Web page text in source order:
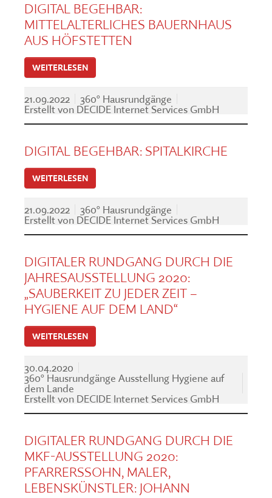
DIGITAL BEGEHBAR:
MITTELALTERLICHES BAUERNHAUS
AUS HÖFSTETTEN
WEITERLESEN
21.09.2022
360° Hausrundgänge
Erstellt von DECIDE Internet Services GmbH
DIGITAL BEGEHBAR: SPITALKIRCHE
WEITERLESEN
21.09.2022
360° Hausrundgänge
Erstellt von DECIDE Internet Services GmbH
DIGITALER RUNDGANG DURCH DIE
JAHRESAUSSTELLUNG 2020:
„SAUBERKEIT ZU JEDER ZEIT –
HYGIENE AUF DEM LAND“
WEITERLESEN
30.04.2020
360° Hausrundgänge Ausstellung Hygiene auf
dem Lande
Erstellt von DECIDE Internet Services GmbH
DIGITALER RUNDGANG DURCH DIE
MKF-AUSSTELLUNG 2020:
PFARRERSSOHN, MALER,
LEBENSKÜNSTLER: JOHANN